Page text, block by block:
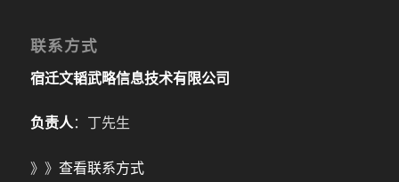
联系方式
宿迁文韬武略信息技术有限公司
负责人：丁先生
》》 查看联系方式